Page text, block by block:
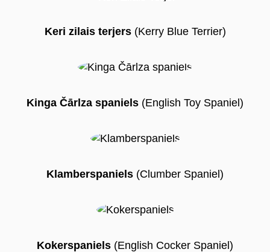
Keri zilais terjers(Kerry Blue Terrier)
Kinga Čārlza spaniels (English Toy Spaniel)
Klamberspaniels (Clumber Spaniel)
Kokerspaniels (English Cocker Spaniel)